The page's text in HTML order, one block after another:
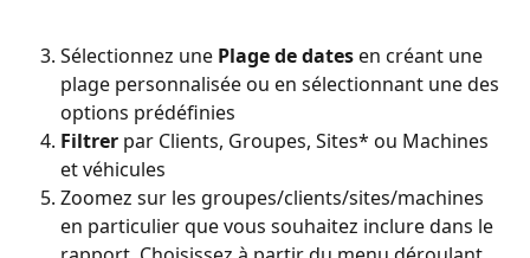
Sélectionnez une Plage de datesen créant une
plage personnalisée ou en sélectionnant une des
options prédéfinies
Filtrer par Clients, Groupes, Sites* ou Machines
et véhicules
Zoomez sur les groupes/clients/sites/machines
en particulier que vous souhaitez inclure dans le